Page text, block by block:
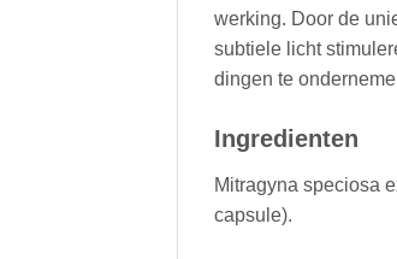
werking. Door de
subtiele licht
dingen te
Ingredienten
Mitragyna speciosa
capsule).